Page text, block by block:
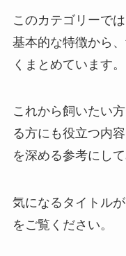
このカテゴリーで
基本的な特徴から
くまとめています。
これから飼いたい
る方にも役立つ内
を深める参考にし
気になるタイトル
をご覧ください。